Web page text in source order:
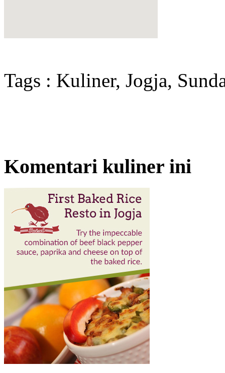
Tags : Kuliner, Jogja,
Komentari kuliner ini